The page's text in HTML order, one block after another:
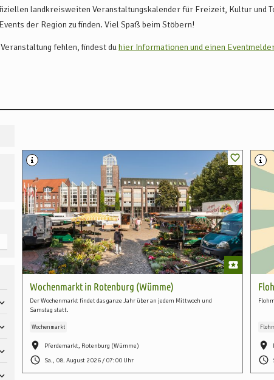
landkreisweiten Veranstaltungskalender für Freizeit, Kultur und
der Region zu finden. Viel Spaß beim Stöbern!
fehlen, findest duhier Informationen und einen Eventmelder
Wochenmarkt in Rotenburg (Wümme)
Der Wochenmarkt findet das ganze Jahr über an jedem Mittwoch und
Samstag statt.
Pferdemarkt, Rotenburg (Wümme)
Sa., 08. August 2026 / 07:00 Uhr
Wochenmarkt